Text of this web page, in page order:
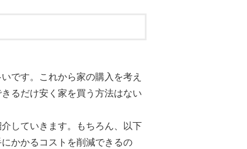
です。これから家の購入を考え
るだけ安く家を買う方法はない
していきます。もちろん、以下
かかるコストを削減できるの